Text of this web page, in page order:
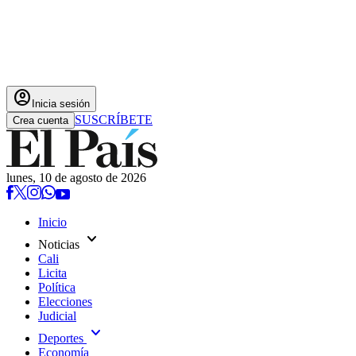
account_circle Inicia sesión
Crea cuenta SUSCRÍBETE
lunes, 10 de agosto de 2026
Inicio
Noticias expand_more
Cali
Licita
Política
Elecciones
Judicial
Deportes expand_more
Economía